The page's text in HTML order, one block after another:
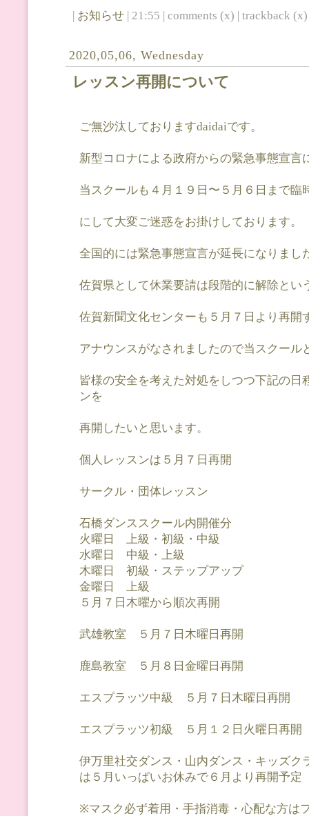
| お知らせ | 21:55 | comments (x) | trackback (x)
2020,05,06, Wednesday
レッスン再開について
ご無沙汰しておりますdaidaiです。
新型コロナによる政府からの緊急事態宣言
当スクールも４月１９日〜５月６日まで臨
にして大変ご迷惑をお掛けしております。
全国的には緊急事態宣言が延長になりまし
佐賀県として休業要請は段階的に解除とい
佐賀新聞文化センターも５月７日より再開
アナウンスがなされましたので当スクール
皆様の安全を考えた対処をしつつ下記の日
ンを
再開したいと思います。
個人レッスンは５月７日再開
サークル・団体レッスン
石橋ダンススクール内開催分
火曜日 上級・初級・中級
水曜日 中級・上級
木曜日 初級・ステップアップ
金曜日 上級
５月７日木曜から順次再開
武雄教室 ５月７日木曜日再開
鹿島教室 ５月８日金曜日再開
エスプラッツ中級 ５月７日木曜日再開
エスプラッツ初級 ５月１２日火曜日再開
伊万里社交ダンス・山内ダンス・キッズク
は５月いっぱいお休みで６月より再開予定
※マスク必ず着用・手指消毒・心配な方は